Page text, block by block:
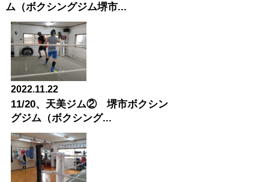
ム（ボクシングジム堺市...
2022.11.22
11/20、天美ジム② 堺市ボクシン
グジム（ボクシング...